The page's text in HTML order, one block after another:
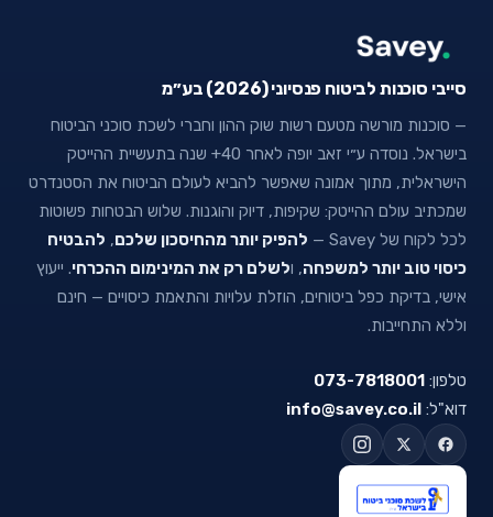
סייבי סוכנות לביטוח פנסיוני (2026) בע״מ
— סוכנות מורשה מטעם רשות שוק ההון וחברי לשכת סוכני הביטוח
בישראל. נוסדה ע״י זאב יופה לאחר 40+ שנה בתעשיית ההייטק
הישראלית, מתוך אמונה שאפשר להביא לעולם הביטוח את הסטנדרט
שמכתיב עולם ההייטק: שקיפות, דיוק והוגנות. שלוש הבטחות פשוטות
לכל לקוח של Savey —
להפיק יותר מהחיסכון שלכם, להבטיח
כיסוי טוב יותר למשפחה, ולשלם רק את המינימום ההכרחי. ייעוץ
אישי, בדיקת כפל ביטוחים, הוזלת עלויות והתאמת כיסויים — חינם
וללא התחייבות.
טלפון: 073-7818001
דוא"ל: info@savey.co.il